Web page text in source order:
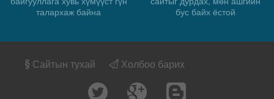
талархаж байна
бус байх ёстой
Сайтын тухай Холбоо барих